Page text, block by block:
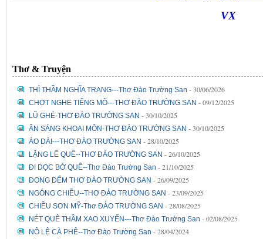
VX
Thơ & Truyện
THÌ THẦM NGHĨA TRANG---Thơ Đào Trường San - 30/06/2026
CHỢT NGHE TIẾNG MÕ---THƠ ĐÀO TRƯỜNG SAN - 09/12/2025
LŨ GHÉ-THƠ ĐÀO TRƯỜNG SAN - 30/10/2025
ĂN SÁNG KHOAI MÔN-THƠ ĐÀO TRƯỜNG SAN - 30/10/2025
ÁO DÀI---THƠ ĐÀO TRƯỜNG SAN - 28/10/2025
LẶNG LẼ QUÊ--THƠ ĐÀO TRƯỜNG SAN - 26/10/2025
ĐI DỌC BỜ QUÊ--Thơ Đào Trường San - 21/10/2025
ĐONG ĐẾM THƠ ĐÀO TRƯỜNG SAN - 26/09/2025
NGÓNG CHIỀU--THƠ ĐÀO TRƯỜNG SAN - 23/09/2025
CHIỀU SƠN MỸ-Thơ ĐÀO TRƯỜNG SAN - 28/08/2025
NÉT QUÊ THẦM XAO XUYẾN---Thơ Đào Trường San - 02/08/2025
NÔ LỆ CÀ PHÊ--Thơ Đào Trường San - 28/04/2024